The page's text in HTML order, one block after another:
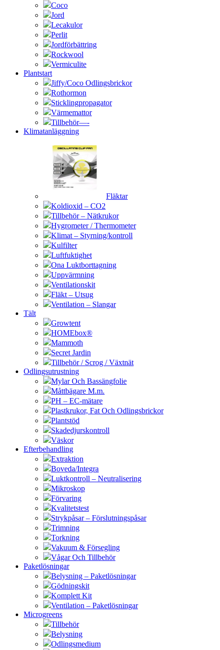
Coco
Jord
Lecakulor
Perlit
Jordförbättring
Rockwool
Vermiculite
Plantstart
Jiffy/Coco Odlingsbrickor
Rothormon
Sticklingpropagator
Värmemattor
Tillbehör—-
Klimatanläggning
Fläktar
Koldioxid – CO2
Tillbehör – Nätkrukor
Hygrometer / Thermometer
Klimat – Styrning/kontroll
Kulfilter
Luftfuktighet
Ona Luktborttagning
Uppvärmning
Ventilationskit
Fläkt – Utsug
Ventilation – Slangar
Tält
Growtent
HOMEbox®
Mammoth
Secret Jardin
Tillbehör / Scrog / Växtnät
Odlingsutrustning
Mylar Och Bassängfolie
Måttbägare M.m.
PH – EC-mätare
Plastkrukor, Fat Och Odlingsbrickor
Plantstöd
Skadedjurskontroll
Väskor
Efterbehandling
Extraktion
Boveda/Integra
Luktkontroll – Neutralisering
Mikroskop
Förvaring
Kvalitetstest
Strykpåsar – Förslutningspåsar
Trimning
Torkning
Vakuum & Försegling
Vågar Och Tillbehör
Paketlösningar
Belysning – Paketlösningar
Gödningskit
Komplett Kit
Ventilation – Paketlösningar
Microgreens
Tillbehör
Belysning
Odlingsmedium